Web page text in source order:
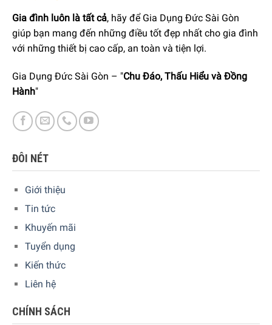
Gia đình luôn là tất cả, hãy để Gia Dụng Đức Sài Gòn
giúp bạn mang đến những điều tốt đẹp nhất cho gia đình
với những thiết bị cao cấp, an toàn và tiện lợi.
Gia Dụng Đức Sài Gòn – "Chu Đáo, Thấu Hiểu và Đồng
Hành"
ĐÔI NÉT
Giới thiệu
Tin tức
Khuyến mãi
Tuyển dụng
Kiến thức
Liên hệ
CHÍNH SÁCH